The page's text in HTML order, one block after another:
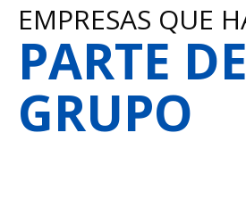
EMPRESAS QUE
PARTE
GRUPO